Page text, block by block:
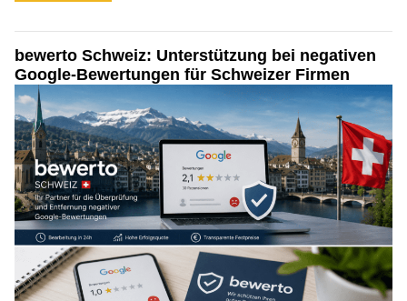
bewerto Schweiz: Unterstützung bei negativen
Google-Bewertungen für Schweizer Firmen